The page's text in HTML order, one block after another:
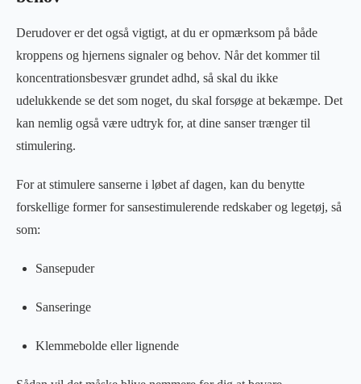
Derudover er det også vigtigt, at du er opmærksom på både
kroppens og hjernens signaler og behov. Når det kommer til
koncentrationsbesvær grundet adhd, så skal du ikke
udelukkende se det som noget, du skal forsøge at bekæmpe. Det
kan nemlig også være udtryk for, at dine sanser trænger til
stimulering.
For at stimulere sanserne i løbet af dagen, kan du benytte
forskellige former for sansestimulerende redskaber og legetøj, så
som:
Sansepuder
Sanseringe
Klemmebolde eller lignende